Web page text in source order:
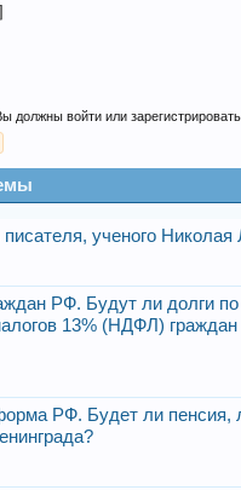
должны войти или
ученого Николая
РФ. Будут ли долги
13% (НДФЛ)
РФ. Будет ли пенсия,